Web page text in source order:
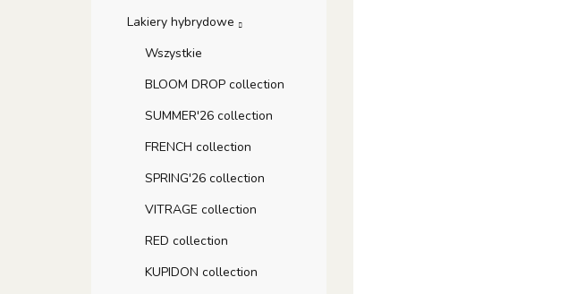
Lakiery hybrydowe
Wszystkie
BLOOM DROP collection
SUMMER'26 collection
FRENCH collection
SPRING'26 collection
VITRAGE collection
RED collection
KUPIDON collection